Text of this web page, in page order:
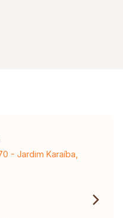
- Jardim Karaíba,